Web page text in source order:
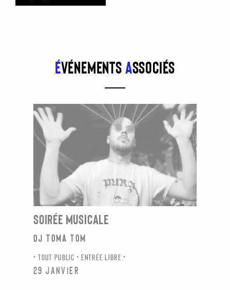
Événementsassociés
SOIRÉE MUSICALE
DJ Toma Tom
TOUT PUBLIC ENTRÉE LIBRE
29 janvier